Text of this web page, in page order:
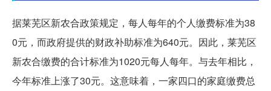
据莱芜区新农合政策规定，每人每年的个人缴费标准为38
0元，而政府提供的财政补助标准为640元。因此，莱芜区
新农合缴费的合计标准为1020元每人每年。与去年相比，
今年标准上涨了30元。这意味着，一家四口的家庭缴费总